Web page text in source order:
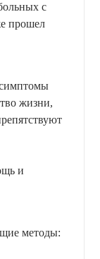
с
прошел
жизни,
и
методы: